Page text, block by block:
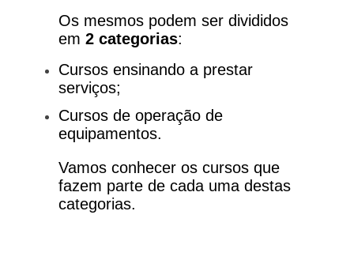
Os mesmos podem ser divididos
em 2 categorias:
Cursos ensinando a prestar
serviços;
Cursos de operação de
equipamentos.
Vamos conhecer os cursos que
fazem parte de cada uma destas
categorias.